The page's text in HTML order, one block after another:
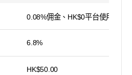
0.08%佣金、HK$0平台使用費
6.8%
HK$50.00